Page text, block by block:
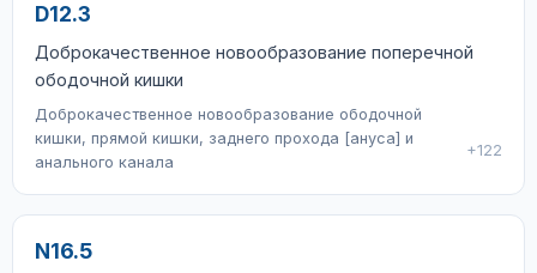
D12.3
Доброкачественное новообразование поперечной
ободочной кишки
Доброкачественное новообразование ободочной
кишки, прямой кишки, заднего прохода [ануса] и
анального канала
+122
N16.5